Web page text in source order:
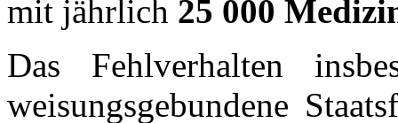
mit jährlich 25 000
Das Fehlverhalten
weisungsgebundene